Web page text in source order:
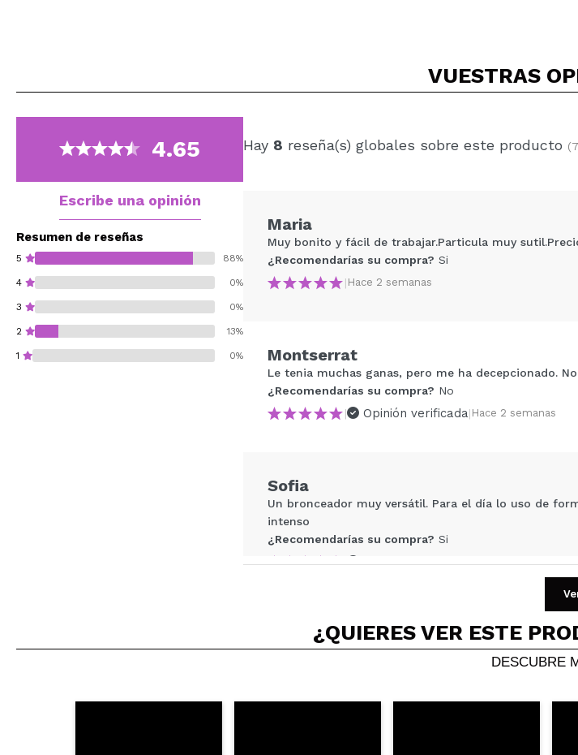
VUESTRAS
4.65
Escribe una opinión
Resumen de reseñas
5 88%
4 0%
3 0%
2 13%
1 0%
Hay 8 reseña(s) globales sobre este producto
Compartir un vídeo o una foto
Tu vídeo podría ser el primero.
Maria
Muy bonito y fácil de trabajar.Particula muy
¿Recomendarías su compra? Si
| Hace 2 semanas
Montserrat
Le tenia muchas ganas, pero me ha decepcionado.
¿Recomendarías su compra? No
|
Opinión verificada| Hace 2 semanas
Sofia
Un bronceador muy versátil. Para el día lo uso de
intenso
¿Recomendarías su compra? Si
|
Opinión verificada|Hace 3 semanas
Raquel
El tono Golden Hour es muy bonito. Aporta
¿QUIERES VER ESTE
DESCUBRE